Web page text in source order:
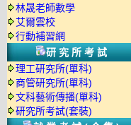
林晟老師數學
艾爾雲校
行動補習網
研究所考試
理工研究所(單科)
商管研究所(單科)
文科藝術傳播(單科)
研究所考試(套裝)